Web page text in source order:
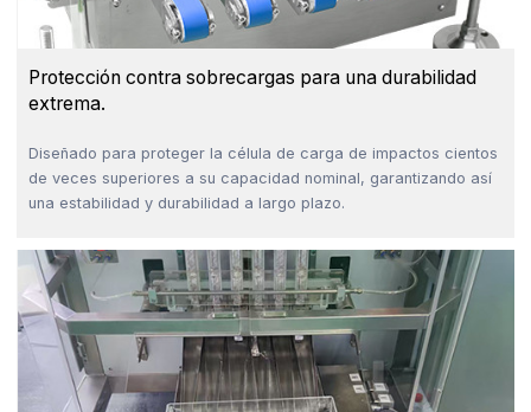
Protección contra sobrecargas para una durabilidad
extrema.
Diseñado para proteger la célula de carga de impactos cientos
de veces superiores a su capacidad nominal, garantizando así
una estabilidad y durabilidad a largo plazo.